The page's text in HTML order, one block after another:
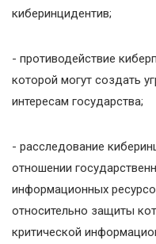
киберинцидентив;
- противодействие
которой могут создать
интересам государства;
- расследование
отношении
информационных
относительно защиты
критической